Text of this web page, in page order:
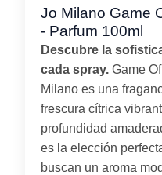
Jo Milano Game
- Parfum 100ml
Descubre la
cada spray. Game
Milano es una
frescura cítrica
profundidad
es la elección
buscan un aroma